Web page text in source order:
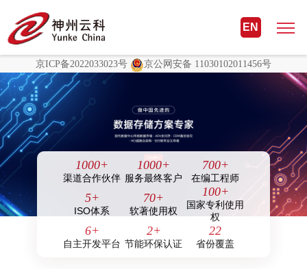
非凡国际(中国区)-官方网站
EN
京ICP备2022033023号
京公网安备 11030102011456号
1000+
渠道合作伙伴
1000+
服务最终客户
700+
在编工程师
5+
ISO体系
70+
软著使用权
100+
国家专利使用
权
6+
自主开发平台
2+
节能环保认证
22
省份覆盖